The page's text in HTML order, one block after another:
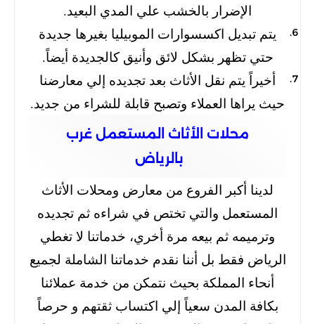
الإضرار بالخشب علي المدي البعيد.
يتم تبديل اكسسوارات الموبيليا بغيرها جديدة
حتي تظهر بشكل لائق وأنيق كالجديدة أيضاً.
أخيراً يتم نقل الأثاث بعد تجديده إلي معارضنا
حيث يراها العملاء وتصبح قابلة للشراء من جديد.
محلات الأثاث المستعمل غرب
بالرياض
لدينا أكبر الفروع من معارض ومحلات الأثاث
المستعمل والتي تختص في شراءه ثم تجديده
وترميمه ثم بيعه مرة أخري، خدماتنا لا تغطي
الرياض فقط بل أننا نقدم خدماتنا الشاملة لجميع
أنحاء المملكة بحيث نتمكن من خدمة عملائنا
بكافة المدن سعياً إلي اكتساب ثقتهم و حرصاً